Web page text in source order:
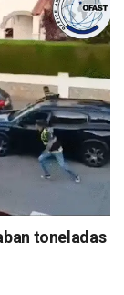
toneladas